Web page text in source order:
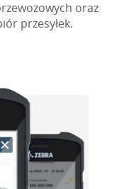
oraz
przesyłek.